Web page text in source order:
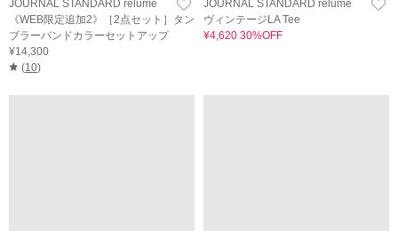
JOURNAL STANDARD relume
《WEB限定追加2》［2点セット］タン
ブラーバンドカラーセットアップ
¥14,300
(10)
JOURNAL STANDARD relume
ヴィンテージLA Tee
¥4,620 30%OFF